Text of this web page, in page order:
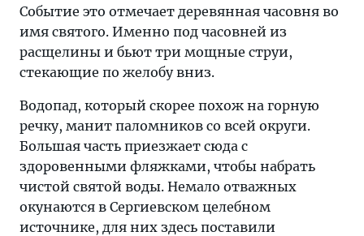
Событие это отмечает деревянная часовня во
имя святого. Именно под часовней из
расщелины и бьют три мощные струи,
стекающие по желобу вниз.
Водопад, который скорее похож на горную
речку, манит паломников со всей округи.
Большая часть приезжает сюда с
здоровенными фляжками, чтобы набрать
чистой святой воды. Немало отважных
окунаются в Сергиевском целебном
источнике, для них здесь поставили